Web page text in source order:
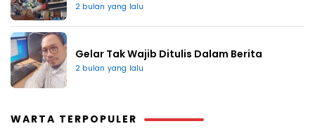
2 bulan yang lalu
Gelar Tak Wajib Ditulis Dalam Berita
2 bulan yang lalu
WARTA TERPOPULER